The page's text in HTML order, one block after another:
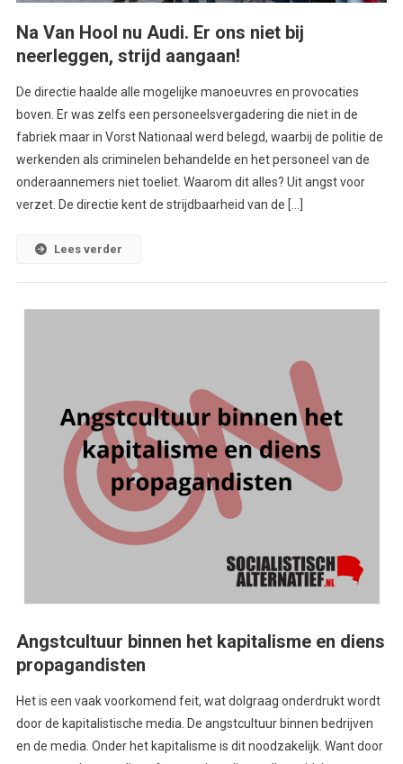
Na Van Hool nu Audi. Er ons niet bij
neerleggen, strijd aangaan!
De directie haalde alle mogelijke manoeuvres en provocaties
boven. Er was zelfs een personeelsvergadering die niet in de
fabriek maar in Vorst Nationaal werd belegd, waarbij de politie de
werkenden als criminelen behandelde en het personeel van de
onderaannemers niet toeliet. Waarom dit alles? Uit angst voor
verzet. De directie kent de strijdbaarheid van de […]
Lees verder
Angstcultuur binnen het kapitalisme en diens
propagandisten
Het is een vaak voorkomend feit, wat dolgraag onderdrukt wordt
door de kapitalistische media. De angstcultuur binnen bedrijven
en de media. Onder het kapitalisme is dit noodzakelijk. Want door